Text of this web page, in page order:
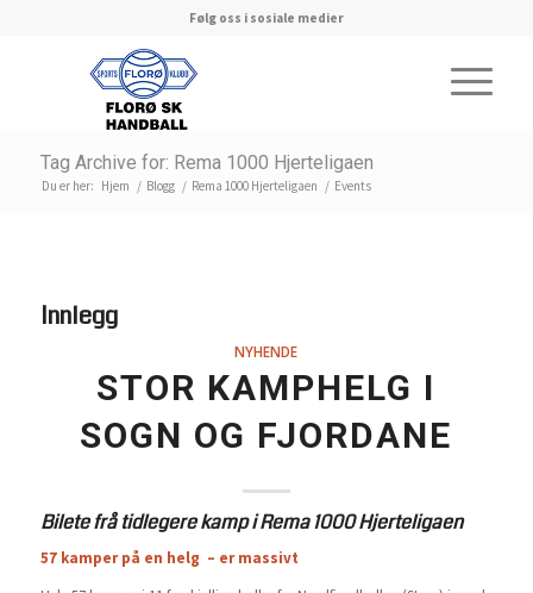
Følg oss i sosiale medier
Tag Archive for: Rema 1000 Hjerteligaen
Du er her: Hjem / Blogg / Rema 1000 Hjerteligaen / Events
Innlegg
NYHENDE
STOR KAMPHELG I
SOGN OG FJORDANE
Bilete frå tidlegere kamp i Rema 1000 Hjerteligaen
57 kamper på en helg – er massivt